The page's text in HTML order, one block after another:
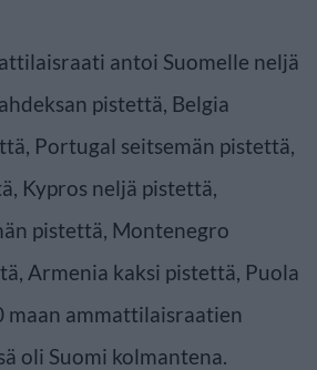
antoi Suomelle neljä
pistettä, Belgia
Portugal seitsemän pistettä,
Kypros neljä pistettä,
pistettä, Montenegro
Armenia kaksi pistettä, Puola
maan ammattilaisraatien
oli Suomi kolmantena.